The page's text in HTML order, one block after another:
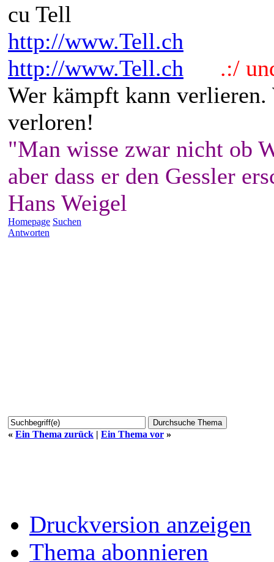
cu Tell
http://www.Tell.ch
http://www.Tell.ch
.:/
Wer kämpft kann
verloren!
"Man wisse zwar nicht ob
aber dass er den Gessler
Hans Weigel
Homepage Suchen
Antworten
« Ein Thema zurück | Ein Thema vor »
Druckversion anzeigen
Thema abonnieren